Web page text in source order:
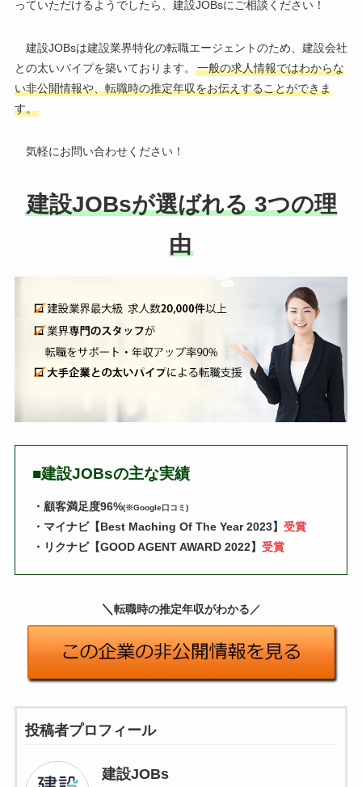
っていただけるようでしたら、建設JOBsにご相談ください！
建設JOBsは建設業界特化の転職エージェントのため、建設会社
との太いパイプを築いております。
一般の求人情報ではわからな
い非公開情報や、転職時の推定年収をお伝えすることができま
す。
気軽にお問い合わせください！
建設JOBsが選ばれる 3つの理
由
■建設JOBsの主な実績
・顧客満足度96%(※Google口コミ)
・マイナビ【Best Maching Of The Year 2023】 受賞
・リクナビ【GOOD AGENT AWARⅮ 2022】 受賞
＼ 転職時の推定年収がわかる ／
投稿者プロフィール
建設JOBs